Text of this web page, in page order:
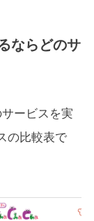
ならどのサ
ービスを実
の比較表で